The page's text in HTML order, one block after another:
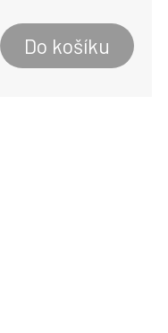
Do košíku